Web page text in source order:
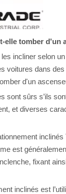
tomber d'un
incliner selon
voitures dans
d'un
sûrs s’ils
et diverses
est
fixant
inclinés est